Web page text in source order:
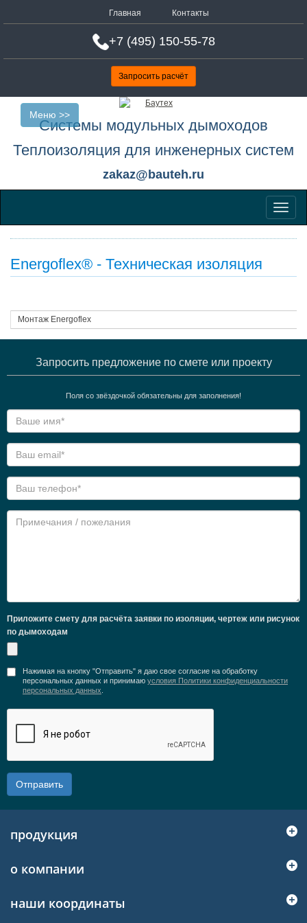
Главная Контакты
+7 (495) 150-55-78
Запросить расчёт
Системы модульных дымоходов
Теплоизоляция для инженерных систем
zakaz@bauteh.ru
Меню
Меню >>
Energoflex® - Техническая изоляция
Монтаж Energoflex
Запросить предложение по смете или проекту
Поля со звёздочкой обязательны для заполнения!
Приложите смету для расчёта заявки по изоляции, чертеж или рисунок
по дымоходам
Нажимая на кнопку "Отправить" я даю свое согласие на обработку
персональных данных и принимаю условия Политики конфиденциальности
персональных данных
Отправить
продукция
о компании
наши координаты